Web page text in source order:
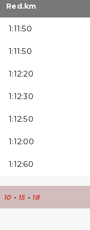
Red.km
1:11:50
1:11:50
1:12:20
1:12:30
1:12:50
1:12:00
1:12:60
10- 15- 18